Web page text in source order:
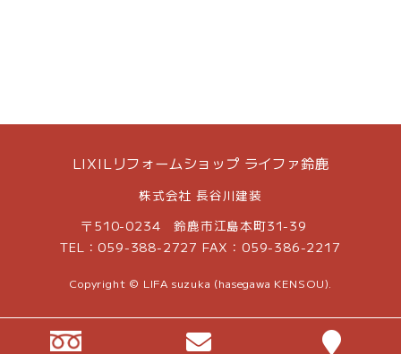
LIXILリフォームショップ ライファ鈴鹿
株式会社 長谷川建装
〒510-0234 鈴鹿市江島本町31-39
TEL：059-388-2727 FAX：059-386-2217
Copyright © LIFA suzuka (hasegawa KENSOU).